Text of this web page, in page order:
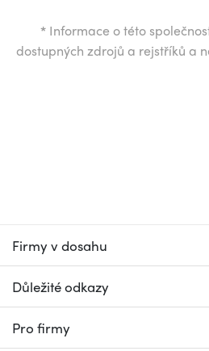
* Informace o této
dostupných zdrojů a rejstříků a
Firmy v dosahu
Důležité odkazy
Pro firmy